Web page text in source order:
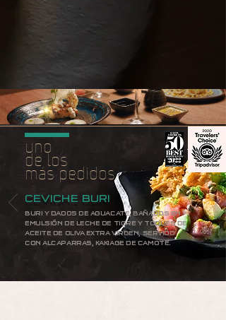
Todos nuestros platos ya incluyen
impuestos
uno
de los
más pedidos
CEVICHE BURI
BURI Y DADOS DE AGUACATE, BAÑADOS EN
EMULSIÓN DE LECHE DE TIGRE Y TOQUES DE
ACEITE DE OLIVA EXTRA VIRGEN, SERVIDO
CON ALCAPARRAS, KAKIAGE DE CAMOTE.